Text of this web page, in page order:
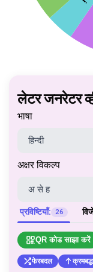
लेटर जनरेटर
भाषा
अक्षर विकल्प
प्रविष्टियाँ: 26
QR कोड साझा करें
फेरबदल